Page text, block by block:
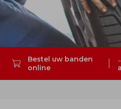
Bestel uw banden
online
Inch *